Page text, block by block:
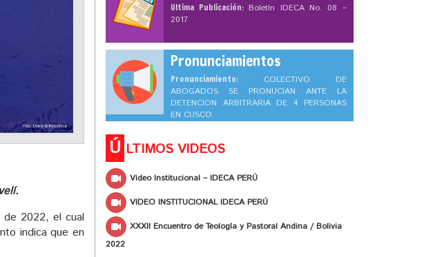
2022, el cual
indica que en
Ultima Publicación: Boletín IDECA No. 08 –
2017
Pronunciamientos
Pronunciamiento: COLECTIVO DE
ABOGADOS SE PRONUCIAN ANTE LA
DETENCION ARBITRARIA DE 4 PERSONAS
EN CUSCO
Ú LTIMOS VIDEOS
Video Institucional – IDECA PERÚ
VIDEO INSTITUCIONAL IDECA PERÚ
XXXII Encuentro de Teología y Pastoral Andina / Bolivia
2022